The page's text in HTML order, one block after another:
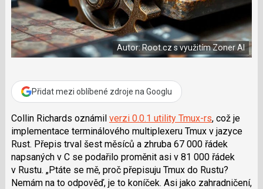
b
o
o
k
í
i
X
Autor: Root.cz s využitím Zoner AI
Přidat mezi oblíbené zdroje na Googlu
Collin Richards oznámil verzi 0.0.1 utility Tmux-rs, což je
implementace terminálového multiplexeru Tmux v jazyce
Rust. Přepis trval šest měsíců a zhruba 67 000 řádek
napsaných v C se podařilo proměnit asi v 81 000 řádek
v Rustu. Ptáte se mě, proč přepisuju Tmux do Rustu?
Nemám na to odpověď, je to koníček. Asi jako zahradničení,